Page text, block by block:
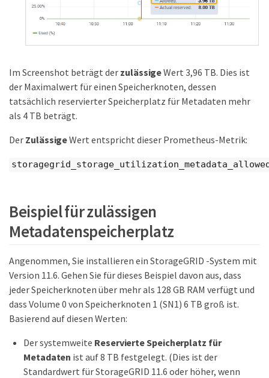
Im Screenshot beträgt der zulässigeWert 3,96 TB. Dies ist
der Maximalwert für einen Speicherknoten, dessen
tatsächlich reservierter Speicherplatz für Metadaten mehr
als 4 TB beträgt.
Der ZulässigeWert entspricht dieser Prometheus-Metrik:
Beispiel für zulässigen
Metadatenspeicherplatz
Angenommen, Sie installieren ein StorageGRID -System mit
Version 11.6. Gehen Sie für dieses Beispiel davon aus, dass
jeder Speicherknoten über mehr als 128 GB RAM verfügt und
dass Volume 0 von Speicherknoten 1 (SN1) 6 TB groß ist.
Basierend auf diesen Werten:
Der systemweite Reservierte Speicherplatz für
Metadaten ist auf 8 TB festgelegt. (Dies ist der
Standardwert für StorageGRID 11.6 oder höher, wenn